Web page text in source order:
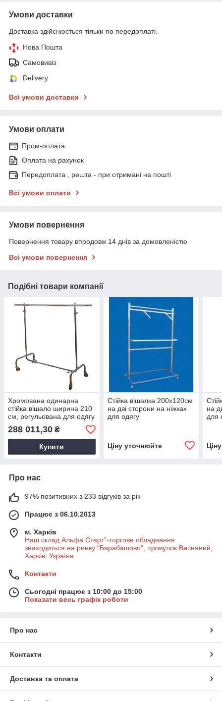
Умови доставки
Доставка здійснюється тільки по передоплаті.
Нова Пошта
Самовивіз
Delivery
Всі умови доставки
Умови оплати
Пром-оплата
Оплата на рахунок
Передоплата , решта - при отримані на пошті
Всі умови оплати
Умови повернення
Повернення товару впродовж 14 днів за домовленістю
Всі умови повернення
Подібні товари компанії
Хромована одинарна
стійка вішало ширина 210
см, регульована для одягу
на колесах
288 011,30 ₴
Купити
Стійка вішалка 200х120см
на дві сторони на ніжках
для одягу
Ціну уточнюйте
на
для
Про нас
97% позитивних з 233 відгуків за рік
Працює з 06.10.2013
м. Харків
Наш склад Альфа Старт"-торгове обладнання
знаходиться на ринку "Барабашово", провулок Весняний,
Харків, Україна
Контакти
Сьогодні працює з 10:00 до 15:00
Показати весь графік роботи
Про нас
Контакти
Доставка та оплата